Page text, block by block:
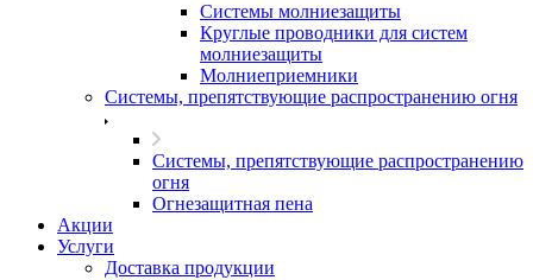
Системы молниезащиты
Круглые проводники для систем
молниезащиты
Молниеприемники
Системы, препятствующие распространению огня
Системы, препятствующие распространению
огня
Огнезащитная пена
Акции
Услуги
Доставка продукции